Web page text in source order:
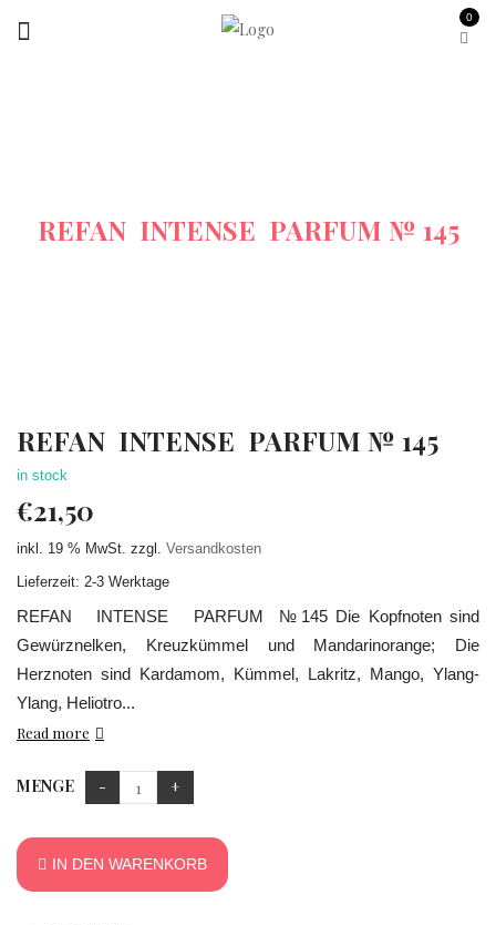
0
REFAN INTENSE PARFUM № 145
REFAN INTENSE PARFUM № 145
in stock
€21,50
inkl. 19 % MwSt. zzgl. Versandkosten
Lieferzeit: 2-3 Werktage
REFAN INTENSE PARFUM №145 Die Kopfnoten sind
Gewürznelken, Kreuzkümmel und Mandarinorange; Die
Herznoten sind Kardamom, Kümmel, Lakritz, Mango, Ylang-
Ylang, Heliotro...
Read more
MENGE
IN DEN WARENKORB